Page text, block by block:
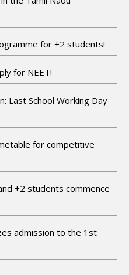
for +2 students!
for NEET!
Last School Working Day
for competitive
+2 students commence
admission to the 1st